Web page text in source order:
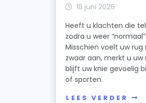
18 juni 2026
Heeft u klachten die
zodra u weer
Misschien voelt uw rug
zwaar aan, merkt u
blijft uw knie gevoelig
of sporten.
LEES VERDER